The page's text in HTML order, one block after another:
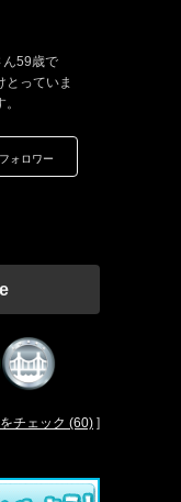
ん59歳で
とっていま
ォロワー
チェック (60) ]